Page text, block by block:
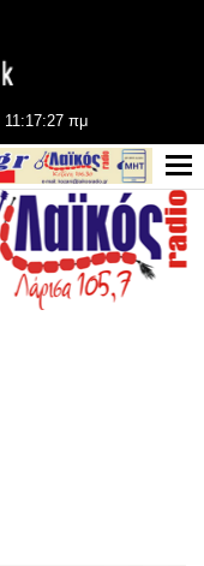
11:17:29 πμ